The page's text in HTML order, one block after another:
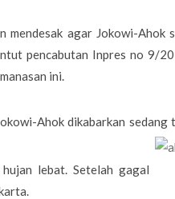
agar Jokowi-Ahok
pencabutan Inpres no 9/
ini.
Ahok dikabarkan sedang
lebat. Setelah gagal